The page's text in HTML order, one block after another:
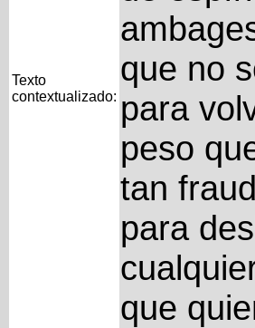
Texto
contextualizado:
que no
para
peso
tan
para
que